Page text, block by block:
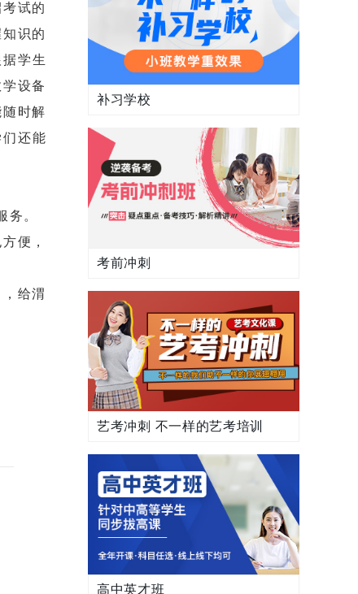
试的
识的
学生
设备
时解
还能
。
便，
给渭
补习学校
考前冲刺
艺考冲刺 不一样的艺考培训
高中英才班